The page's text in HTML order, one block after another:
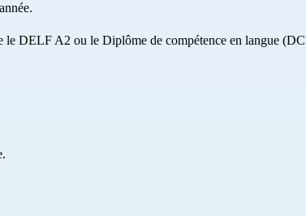
le DELF A2 ou le Diplôme de compétence en langue